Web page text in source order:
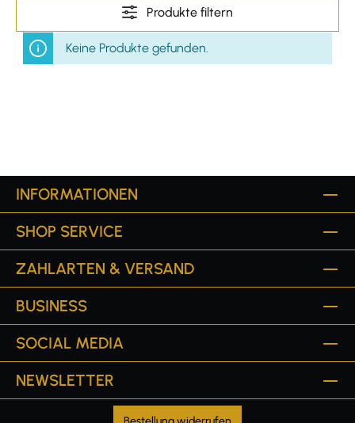
Produkte filtern
Keine Produkte gefunden.
INFORMATIONEN
SHOP SERVICE
ZAHLARTEN & VERSAND
BUSINESS
SOCIAL MEDIA
NEWSLETTER